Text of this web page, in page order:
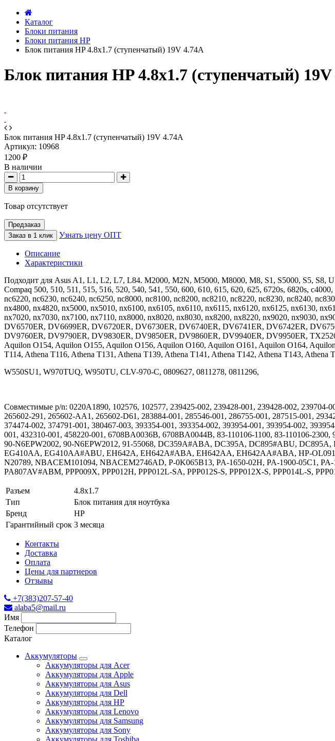
Каталог
Блоки питания
Блоки питания HP
Блок питания HP 4.8x1.7 (ступенчатый) 19V 4.74A
Блок питания HP 4.8x1.7 (ступенчатый) 19V
Блок питания HP 4.8x1.7 (ступенчатый) 19V 4.74A
Артикул: 10968
1200 ₽
В наличии
В корзину
Товар отсутствует
Предзаказ
Заказ в 1 клик
Узнать цену ОПТ
Описание
Характеристики
Подходит для Asus A1, L1, L2, L7, L84. M2000, M2N, M5000, M8000, M8, S1, S5000, S5, S8,
Compaq 500, 510, 511, 515, 516, 520, 540, 541, 550, 600, 610, 615, 620, 625, 6720s, 6820s,
nc6220, nc6230, nc6240, nc6250, nc8000, nc8100, nc8200, nc8210, nc8220, nc8230, nc8240,
nx4800, nx4820, nx5000, nx5010, nx6100, nx6105, nx6110, nx6115, nx6120, nx6125, nx6130,
nx7020, nx7030, nx7100, nx7110, nx8000, nx8020, nx8030, nx8200, nx8220, nx9020, nx9030,
DV6570ER, DV6699ER, DV6720ER, DV6730ER, DV6740ER, DV6741ER, DV6742ER,
DV9760ER, DV9790ER, DV9830ER, DV9850ER, DV9860ER, DV9940ER, DV9950ER,
Aquilon O154, Aquilon O155, Aquilon O156, Aquilon O160, Aquilon O161, Aquilon O164,
T114, Athena T116, Athena T131, Athena T139, Athena T141, Athena T142, Athena T143, Athena
W550SU1, W970TUQ, W950TU, CLV-970-C, 0809627, 0811278, 0811296,
Совместимые p/n: 0220A1890, 102576, 102577, 239425-002, 239428-001, 239428-002, 239704-
265602-291, 265602-AA1, 265602-D61, 283884-001, 285546-001, 286755-001, 287515-001,
374474-002, 374791-001, 380467-003, 393354-001, 393354-002, 393954-001, 393954-002,
001, 432310-001, 458220-001, 6708BA0036B, 6708BA0044B, 83-110106-1100, 83-110106-
90-N6EPW2002, 90-N6EPW2012, 91-55068, DC359A#ABA, DC395A, DC895#ABU,
EG410AA, EG410AA#ABU, EH642A, EH642A#ABA, EH642AA, EH642AA#ABA, HP-
N20789, NBACEM101094, NBACEM2746AD, P-0K065B13, PA-1650-02H, PA-1900-05C1,
PA807AV#ABM, PPP009X, PPP012H, PPP012L-SA, PPP012S-S, PPP012X-S, PPP014L-S,
Разъем
4.8x1.7
Тип
Блок питания для ноутбука
Бренд
HP
Гарантийный срок 3 месяца
Контакты
Доставка
Оплата
Цены для партнеров
Отзывы
+7(383)207-57-40
alaba5@mail.ru
Имя
Телефон
Каталог
Аккумуляторы
Аккумуляторы для Acer
Аккумуляторы для Apple
Аккумуляторы для Asus
Аккумуляторы для Dell
Аккумуляторы для HP
Аккумуляторы для Lenovo
Аккумуляторы для Samsung
Аккумуляторы для Sony
Аккумуляторы для Toshiba